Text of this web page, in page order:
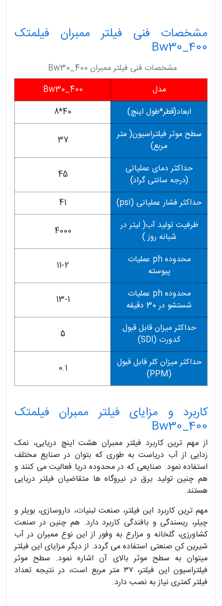
مشخصات فنی فیلتر ممبران فیلمتک
Bw30_400
مشخصات فنی فیلتر ممبران Bw30_400
مدل
Bw30_400
ابعاد(قطر*طول اینچ)
40*8
سطح موثر فیلتراسیون( متر
مربع)
37
حداکثر دمای عملیاتی
(درجه سانتی گراد)
45
حداکثر فشار عملیاتی (psi)
41
ظرفیت تولید آب( لیتر در
شبانه روز )
4000
محدوده ph عملیات
پیوسته
11-2
محدوده ph عملیات
شستشو در 30 دقیقه
13-1
حداکثر میزان قابل قبول
کدورت (SDI)
5
حداکثر میزان کلر قابل قبول
(PPM)
0.1
کاربرد و مزایای فیلتر ممبران فیلمتک
Bw30_400
از مهم ترین کاربرد فیلتر ممبران هشت اینچ دریایی، نمک
زدایی از آب دریاست به طوری که بتوان در صنایع مختلف
استفاده نمود. صنایعی که در محدوده دریا فعالیت می کنند و
هم چنین تولید برق در نیروگاه ها متقاضیان فیلتر دریایی
هستند.
مهم ترین کاربرد این فیلتر، صنعت لبنیات، داروسازی، بویلر و
چیلر، ریسندگی و بافندگی کاربرد دارد. هم چنین در صنعت
کشاورزی، گلخانه و مزارع به وفور از این نوع ممبران در آب
شیرین کن صنعتی استفاده می گردد. از دیگر مزایای این فیلتر
میتوان به سطح موثر بالای آن اشاره نمود. سطح موثر
فیلتراسیون این فیلتر، ۳۷ متر مربع است، در نتیجه تعداد
فیلتر کمتری نیاز به نصب دارد.